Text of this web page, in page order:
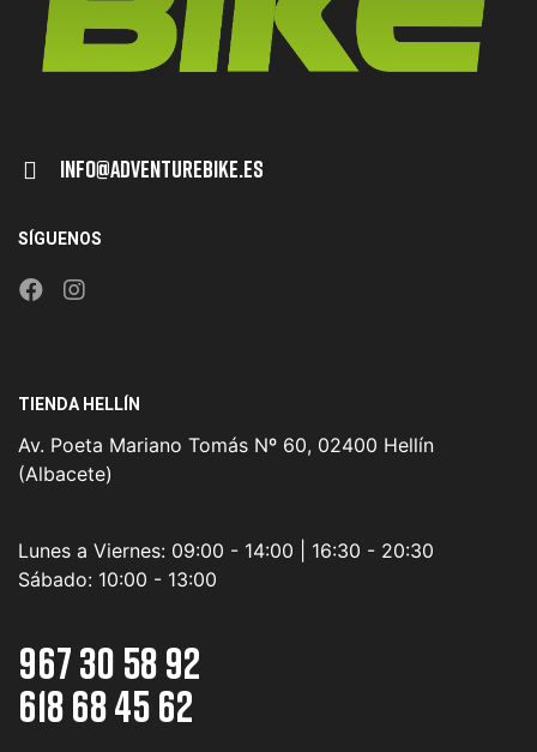
Info@adventurebike.es
SÍGUENOS
TIENDA HELLÍN
Av. Poeta Mariano Tomás Nº 60, 02400 Hellín
(Albacete)
Lunes a Viernes: 09:00 - 14:00 | 16:30 - 20:30
Sábado: 10:00 - 13:00
967 30 58 92
618 68 45 62